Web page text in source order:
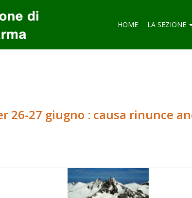
HOME LA SEZIONE
26-27 giugno : causa rinunce